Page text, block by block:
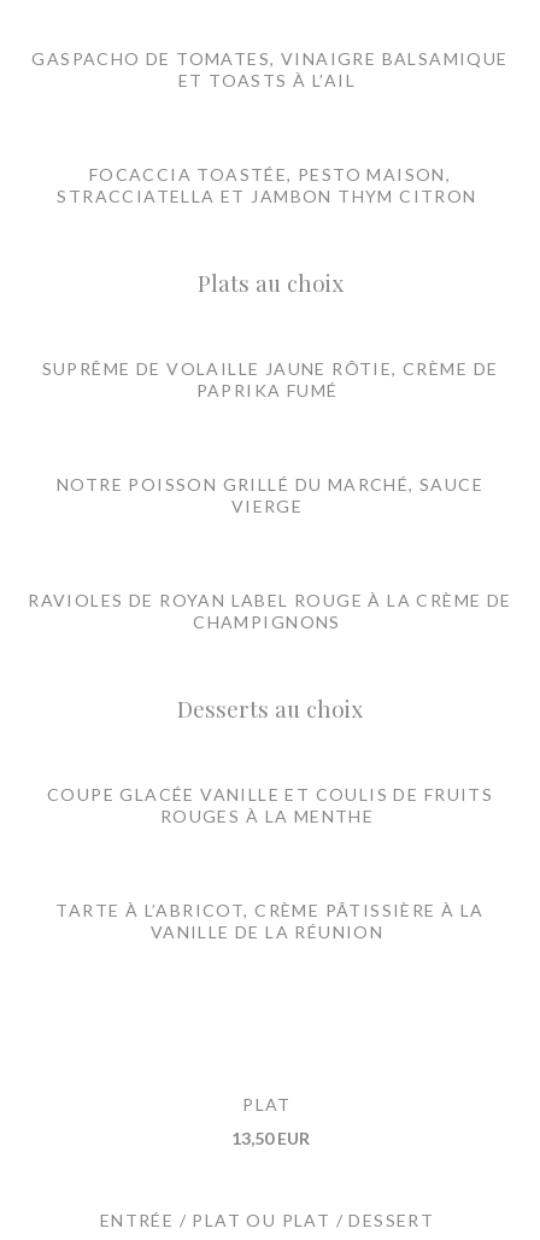
GASPACHO DE TOMATES, VINAIGRE BALSAMIQUE
ET TOASTS À L’AIL
FOCACCIA TOASTÉE, PESTO MAISON,
STRACCIATELLA ET JAMBON THYM CITRON
Plats au choix
SUPRÊME DE VOLAILLE JAUNE RÔTIE, CRÈME DE
PAPRIKA FUMÉ
NOTRE POISSON GRILLÉ DU MARCHÉ, SAUCE
VIERGE
RAVIOLES DE ROYAN LABEL ROUGE À LA CRÈME DE
CHAMPIGNONS
Desserts au choix
COUPE GLACÉE VANILLE ET COULIS DE FRUITS
ROUGES À LA MENTHE
TARTE À L’ABRICOT, CRÈME PÂTISSIÈRE À LA
VANILLE DE LA RÉUNION
PLAT
13,50 EUR
ENTRÉE / PLAT OU PLAT / DESSERT